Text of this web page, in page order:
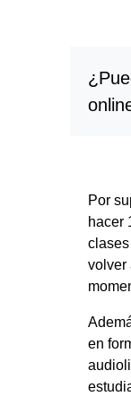
Por
hacer
volver
en